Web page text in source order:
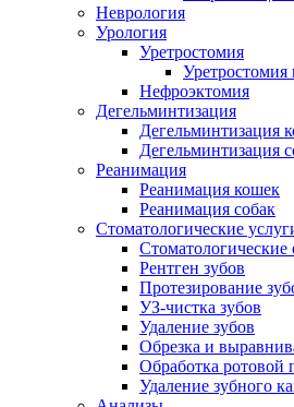
Неврология
Урология
Уретростомия
Уретростомия
Нефроэктомия
Дегельминтизация
Дегельминтизация
Дегельминтизация
Реанимация
Реанимация кошек
Реанимация собак
Стоматологические
Стоматологические
Рентген зубов
Протезирование
УЗ-чистка зубов
Удаление зубов
Обрезка и
Обработка ротовой
Удаление зубного